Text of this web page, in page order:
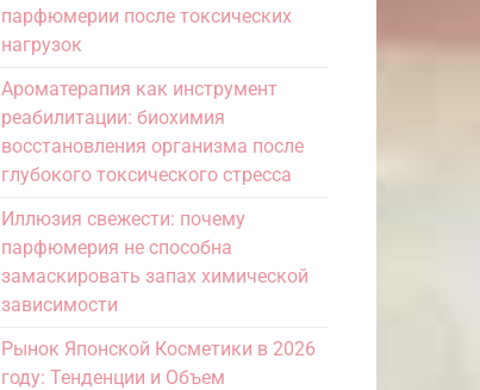
парфюмерии после токсических
нагрузок
Ароматерапия как инструмент
реабилитации: биохимия
восстановления организма после
глубокого токсического стресса
Иллюзия свежести: почему
парфюмерия не способна
замаскировать запах химической
зависимости
Рынок Японской Косметики в 2026
году: Тенденции и Объем